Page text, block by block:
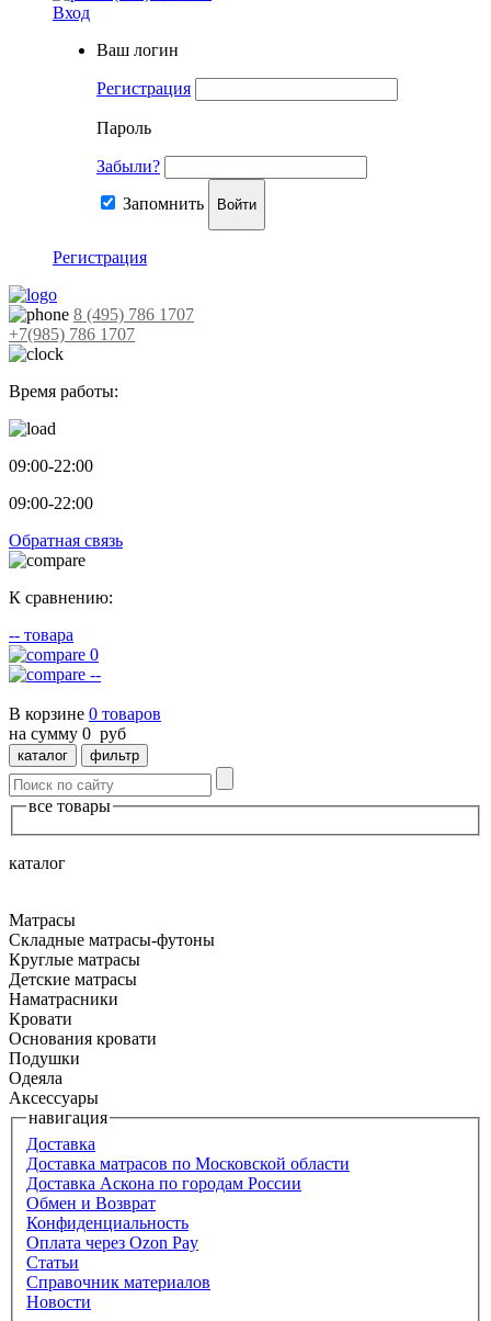
Вход
Ваш логин
Регистрация
Пароль
Забыли?
Запомнить Войти
Регистрация
8 (495) 786 1707
+7(985) 786 1707
Время работы:
09:00-22:00
09:00-22:00
Обратная связь
К сравнению:
-- товара
0
--
В корзине 0 товаров
на сумму 0 руб
каталог фильтр
все товары
каталог
Матрасы
Складные матрасы-футоны
Круглые матрасы
Детские матрасы
Наматрасники
Кровати
Основания кровати
Подушки
Одеяла
Аксессуары
навигация
Доставка
Доставка матрасов по Московской области
Доставка Аскона по городам России
Обмен и Возврат
Конфиденциальность
Оплата через Ozon Pay
Статьи
Справочник материалов
Новости